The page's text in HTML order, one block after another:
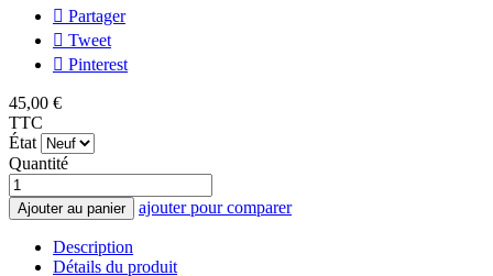
Partager
Tweet
Pinterest
45,00 €
TTC
État
Quantité
Ajouter au panier ajouter pour comparer
Description
Détails du produit